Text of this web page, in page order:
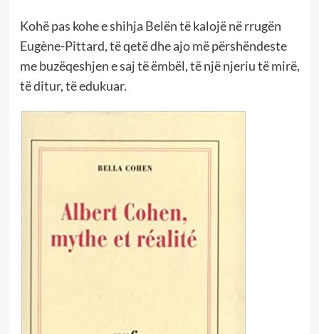
Kohë pas kohe e shihja Belën të kalojë në rrugën
Eugène-Pittard, të qetë dhe ajo më përshëndeste
me buzëqeshjen e saj të ëmbël, të një njeriu të mirë,
të ditur, të edukuar.